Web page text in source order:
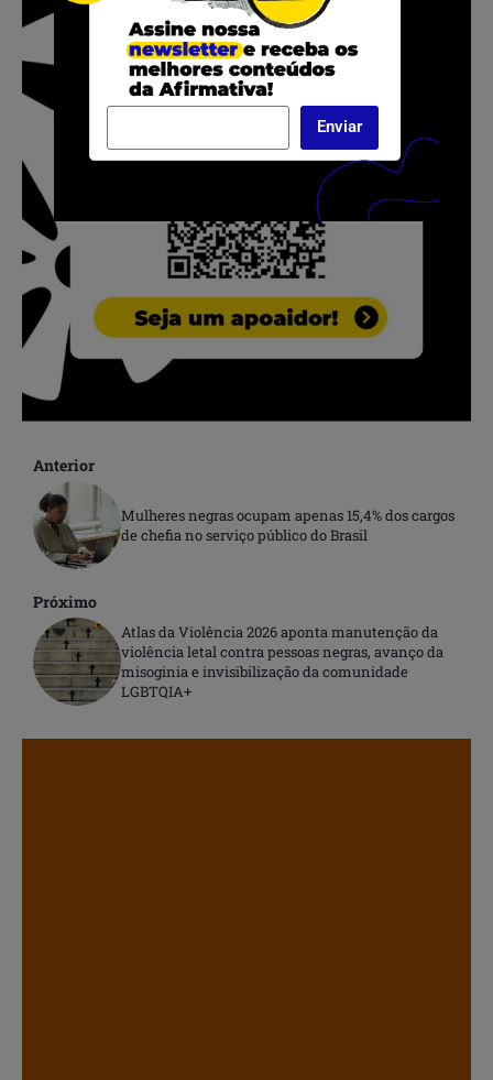
Anterior
Mulheres negras ocupam apenas 15,4% dos cargos
de chefia no serviço público do Brasil
Próximo
Atlas da Violência 2026 aponta manutenção da
violência letal contra pessoas negras, avanço da
misoginia e invisibilização da comunidade
LGBTQIA+
Enviar